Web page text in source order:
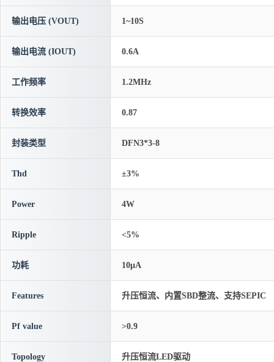
输出电压 (VOUT) 1~10S
输出电流 (IOUT) 0.6A
工作频率 1.2MHz
转换效率 0.87
封装类型 DFN3*3-8
Thd ±3%
Power 4W
Ripple <5%
功耗 10μA
Features 升压恒流、内置SBD整流、支持SEPIC
Pf value >0.9
Topology 升压恒流LED驱动